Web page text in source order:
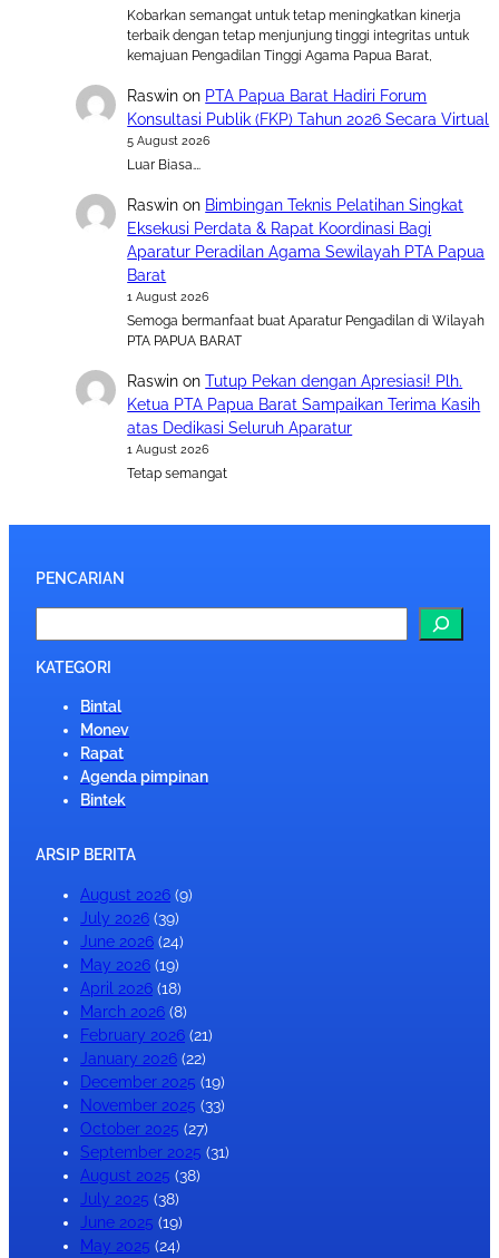
Kobarkan semangat untuk tetap meningkatkan kinerja
terbaik dengan tetap menjunjung tinggi integritas untuk
kemajuan Pengadilan Tinggi Agama Papua Barat,
Raswin on PTA Papua Barat Hadiri Forum
Konsultasi Publik (FKP) Tahun 2026 Secara Virtual
5 August 2026
Luar Biasa….
Raswin on Bimbingan Teknis Pelatihan Singkat
Eksekusi Perdata & Rapat Koordinasi Bagi
Aparatur Peradilan Agama Sewilayah PTA Papua
Barat
1 August 2026
Semoga bermanfaat buat Aparatur Pengadilan di Wilayah
PTA PAPUA BARAT
Raswin onTutup Pekan dengan Apresiasi! Plh.
Ketua PTA Papua Barat Sampaikan Terima Kasih
atas Dedikasi Seluruh Aparatur
1 August 2026
Tetap semangat
PENCARIAN
e
aKATEGORI
Bintal
Monev
Rapat
Agenda pimpinan
Bintek
ARSIP BERITA
August 2026 (9)
July 2026 (39)
June 2026 (24)
May 2026 (19)
April 2026 (18)
March 2026 (8)
February 2026 (21)
January 2026 (22)
December 2025 (19)
November 2025 (33)
October 2025 (27)
September 2025 (31)
August 2025 (38)
July 2025 (38)
June 2025 (19)
May 2025 (24)